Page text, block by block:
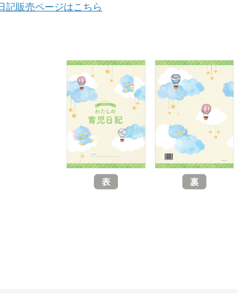
記販売ページはこちら